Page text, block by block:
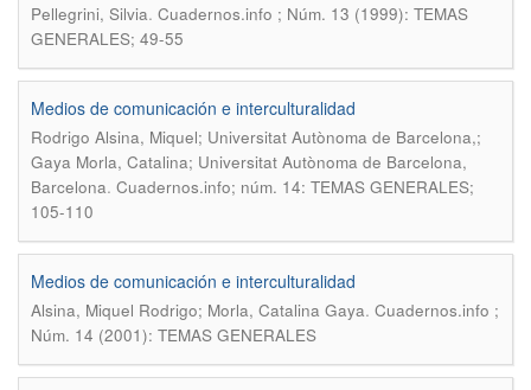
Pellegrini, Silvia. Cuadernos.info ; Núm. 13 (1999): TEMAS
GENERALES; 49-55
Medios de comunicación e interculturalidad
Rodrigo Alsina, Miquel; Universitat Autònoma de Barcelona,;
Gaya Morla, Catalina; Universitat Autònoma de Barcelona,
Barcelona. Cuadernos.info; núm. 14: TEMAS GENERALES;
105-110
Medios de comunicación e interculturalidad
Alsina, Miquel Rodrigo; Morla, Catalina Gaya. Cuadernos.info ;
Núm. 14 (2001): TEMAS GENERALES